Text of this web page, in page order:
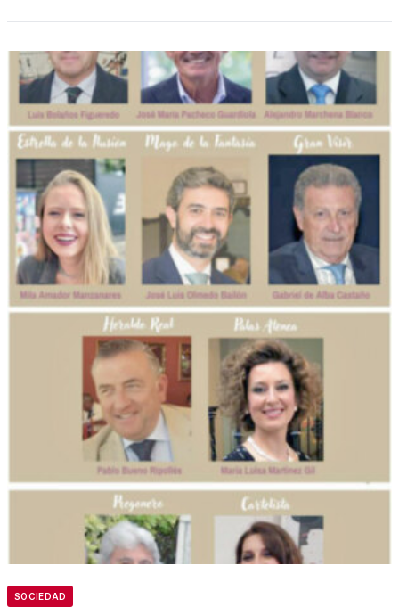
SOCIEDAD